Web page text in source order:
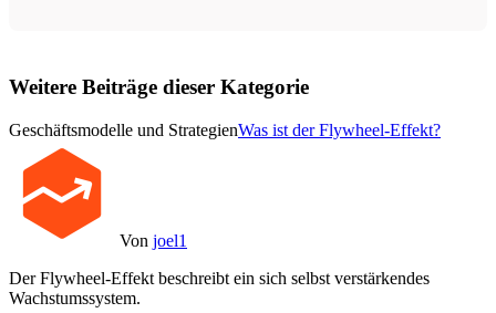
Weitere Beiträge dieser Kategorie
Geschäftsmodelle und StrategienWas ist der Flywheel-Effekt?
Von joel1
Der Flywheel-Effekt beschreibt ein sich selbst verstärkendes
Wachstumssystem.